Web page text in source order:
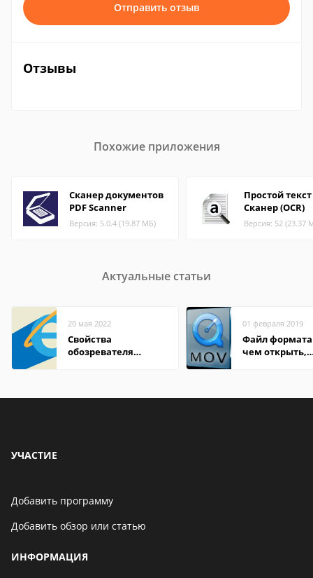
Отправить отзыв
Отзывы
Похожие приложения
Сканер документов
PDF Scanner
Версия: 5.0.4 (19.87 МБ)
Простой текст
Сканер (OCR)
Версия: 52 (23.37
Актуальные статьи
20 мая 2022
Свойства
обозревателя
01 февраля 2019
Файл формата
чем открыть,
УЧАСТИЕ
Добавить программу
Добавить обзор или статью
ИНФОРМАЦИЯ